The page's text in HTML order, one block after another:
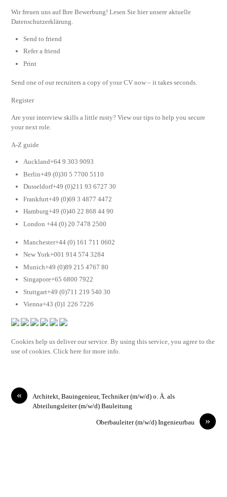
Wir freuen uns auf Ihre Bewerbung! Lesen Sie hier unsere aktuelle
Datenschutzerklärung.
Send to friend
Refer a friend
Print
Send one of our recruiters a copy of your CV now – it takes seconds.
Register
Are your interview skills a little rusty? View our tips to help you secure
your next role.
A-Z guide
Auckland+64 9 303 9093
Berlin+49 (0)30 5 7700 5110
Dusseldorf+49 (0)211 93 6727 30
Frankfurt+49 (0)69 3 4877 4472
Hamburg+49 (0)40 22 868 44 90
London +44 (0) 20 7478 2500
Manchester+44 (0) 161 711 0602
New York+001 914 574 3284
Munich+49 (0)89 215 4767 80
Singapore+65 6800 7922
Stuttgart+49 (0)711 219 540 30
Vienna+43 (0)1 226 7226
Cookies help us deliver our service. By using this service, you agree to the
use of cookies. Click here for more info.
«
Architekt, Bauingenieur, Techniker (m/w/d) o. Ä. als
Abteilungsleiter (m/w/d) Bauleitung
»
Oberbauleiter (m/w/d) Ingenieurbau